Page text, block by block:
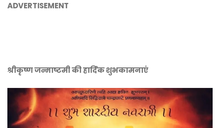
ADVERTISEMENT
श्रीकृष्ण जन्माष्टमी की हार्दिक शुभकामनाएं